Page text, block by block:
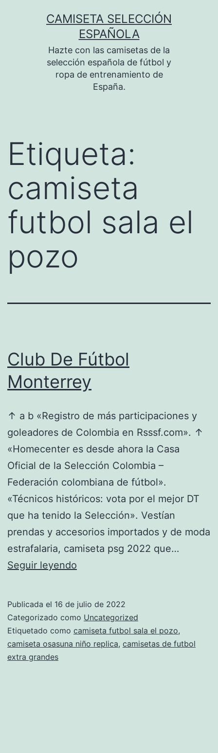
CAMISETA SELECCIÓN
ESPAÑOLA
Hazte con las camisetas de la
selección española de fútbol y
ropa de entrenamiento de
España.
Etiqueta:
camiseta
futbol sala el
pozo
Club De Fútbol
Monterrey
↑ a b «Registro de más participaciones y
goleadores de Colombia en Rsssf.com». ↑
«Homecenter es desde ahora la Casa
Oficial de la Selección Colombia –
Federación colombiana de fútbol».
«Técnicos históricos: vota por el mejor DT
que ha tenido la Selección». Vestían
prendas y accesorios importados y de moda
estrafalaria, camiseta psg 2022 que…
Seguir leyendo
Monterrey
Publicada el 16 de julio de 2022
Categorizado como Uncategorized
Etiquetado como camiseta futbol sala el pozo,
camiseta osasuna niño replica, camisetas de futbol
extra grandes